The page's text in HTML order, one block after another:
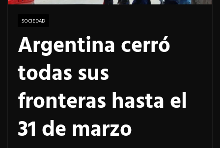
SOCIEDAD
Argentina cerró
todas sus
fronteras hasta el
31 de marzo